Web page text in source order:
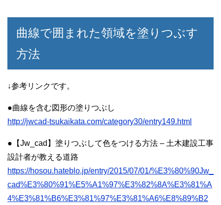
曲線で囲まれた領域を塗りつぶす
方法
↓参考リンクです。
●曲線を含む図形の塗りつぶし
http://jwcad-tsukaikata.com/category30/entry149.html
●【Jw_cad】塗りつぶして色をつける方法 – 土木建設工事
設計者が教える道路
https://hosou.hateblo.jp/entry/2015/07/01/%E3%80%90Jw_
cad%E3%80%91%E5%A1%97%E3%82%8A%E3%81%A
4%E3%81%B6%E3%81%97%E3%81%A6%E8%89%B2